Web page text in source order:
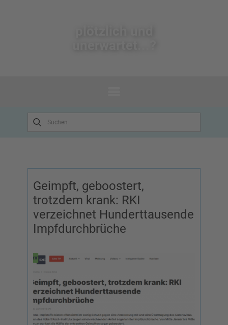
Geimpft, geboostert,
trotzdem krank: RKI
verzeichnet Hunderttausende
Impfdurchbrüche